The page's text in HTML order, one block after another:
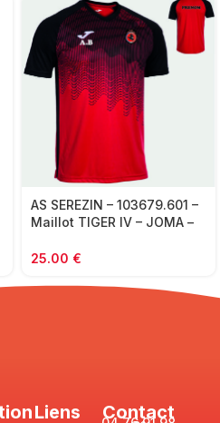
AS SEREZIN – 103679.601 –
Maillot TIGER IV – JOMA –
25.00 €
Liens
Contact